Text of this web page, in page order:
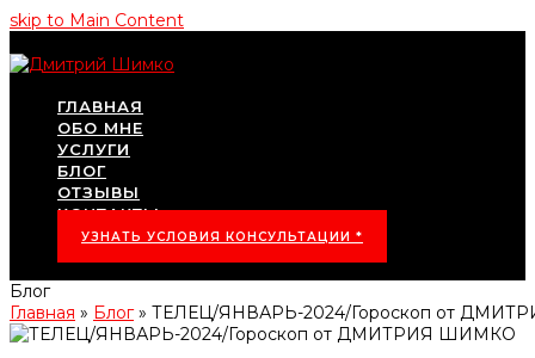
skip to Main Content
ГЛАВНАЯ
ОБО МНЕ
УСЛУГИ
БЛОГ
ОТЗЫВЫ
КОНТАКТЫ
УЗНАТЬ УСЛОВИЯ КОНСУЛЬТАЦИИ *
Блог
Главная » Блог» ТЕЛЕЦ/ЯНВАРЬ-2024/Гороскоп от